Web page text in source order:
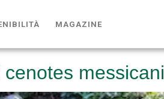
MAGAZINE
messicani